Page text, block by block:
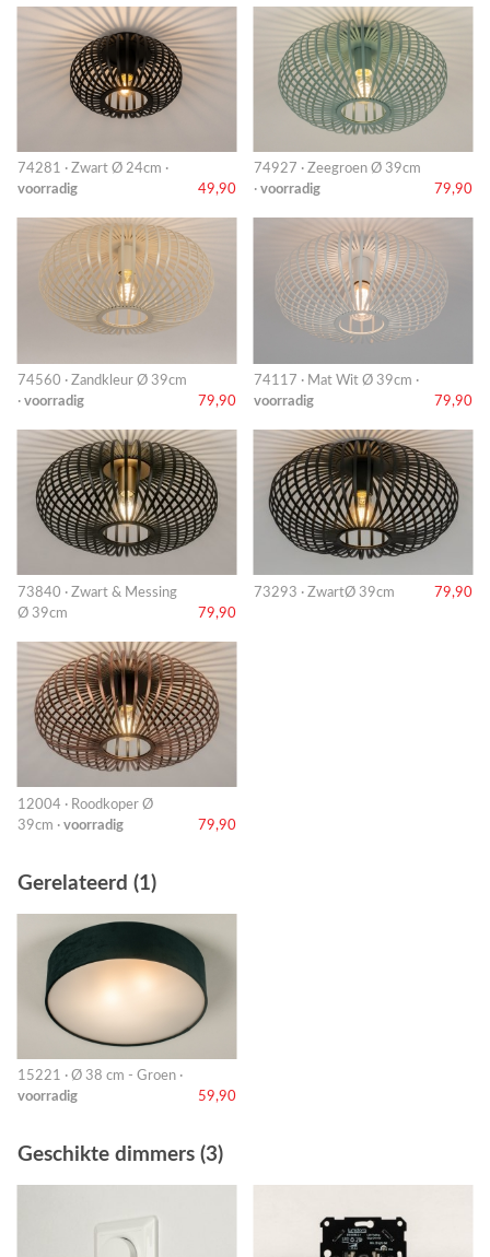
74281 · Zwart Ø 24cm ·
voorradig
49,90
74927 · Zeegroen Ø 39cm
· voorradig 79,90
74560 · Zandkleur Ø 39cm
· voorradig 79,90
74117 · Mat Wit Ø 39cm ·
voorradig
79,90
73840 · Zwart & Messing
Ø 39cm
79,90
73293 · ZwartØ 39cm 79,90
12004 · Roodkoper Ø
39cm · voorradig 79,90
Gerelateerd (1)
15221 · Ø 38 cm - Groen ·
voorradig
59,90
Geschikte dimmers (3)